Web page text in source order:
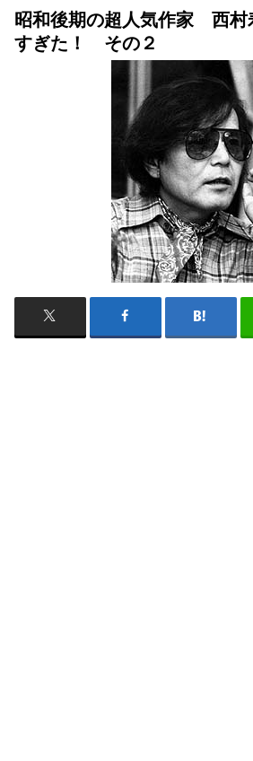
昭和後期の超人気作家 西村
すぎた！ その２